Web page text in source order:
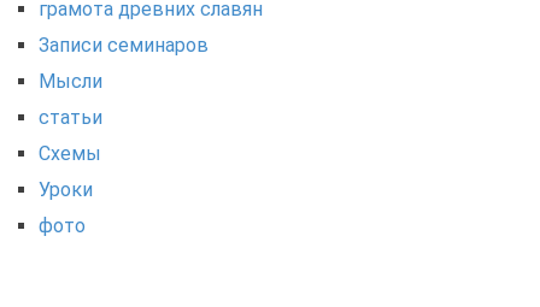
грамота древних славян
Записи семинаров
Мысли
статьи
Схемы
Уроки
фото